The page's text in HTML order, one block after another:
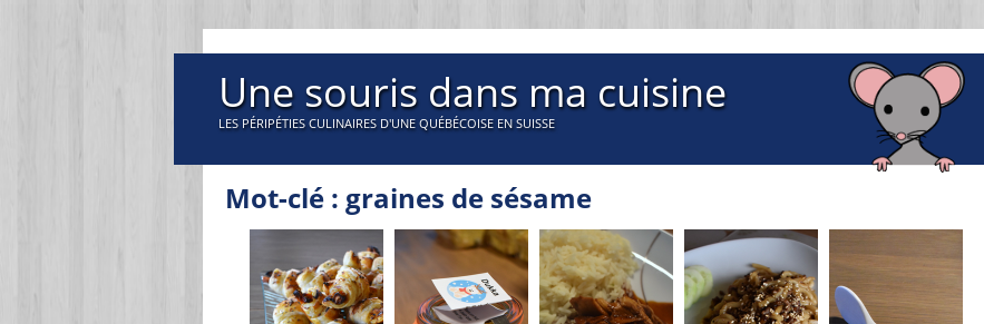
Une souris dans ma cuisine
LES PÉRIPÉTIES CULINAIRES D'UNE QUÉBÉCOISE EN SUISSE
Mot-clé : graines de sésame